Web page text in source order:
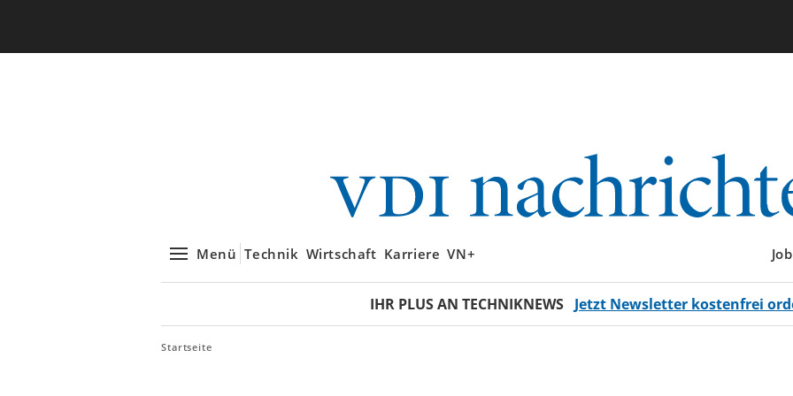
Menü Technik Wirtschaft Karriere VN+
IHR PLUS AN TECHNIKNEWS Jetzt Newsletter kostenfrei
Startseite